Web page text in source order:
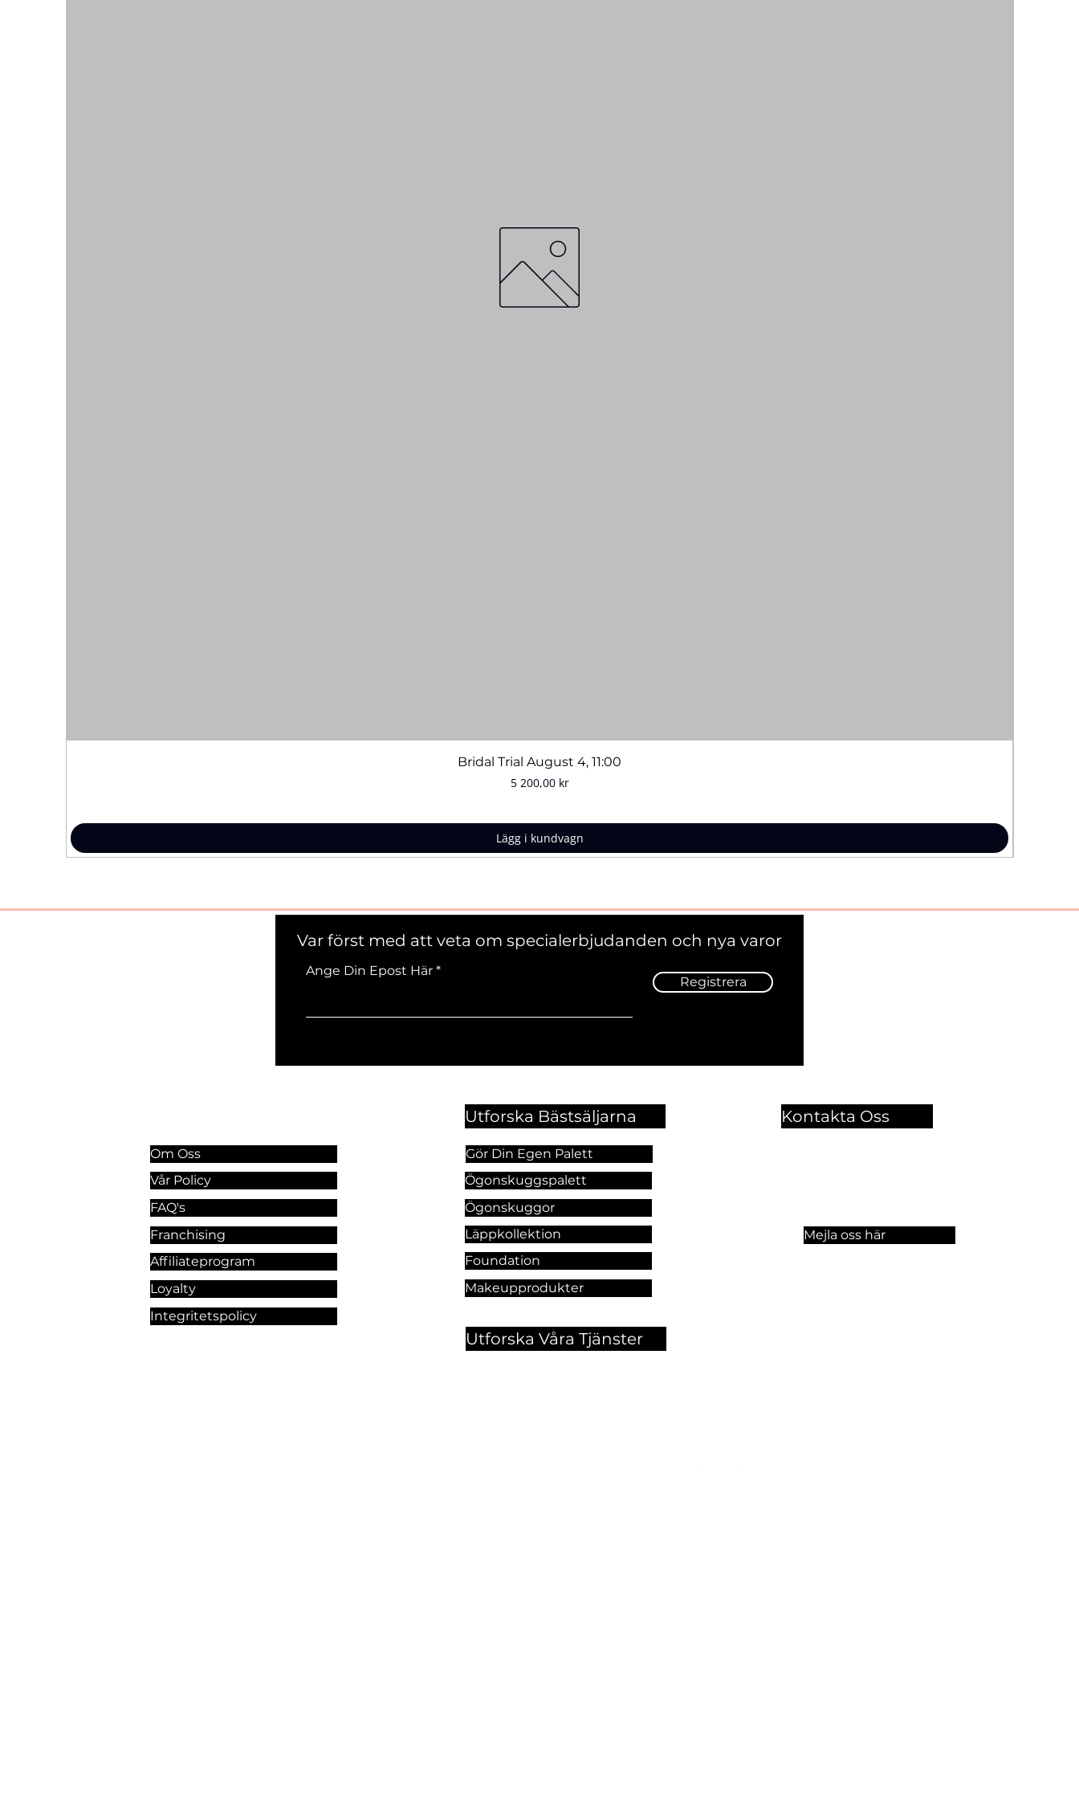
Snabbvisning
Bridal Trial August 4, 11:00
Pris
5 200,00 kr
Lägg i kundvagn
Var först med att veta om specialerbjudanden och nya varor
Ange Din Epost Här
Registrera
Om Oss
Vår Policy
FAQ's
Franchising
Affiliateprogram
Loyalty
Integritetspolicy
Utforska Bästsäljarna
Gör Din Egen Palett
Ögonskuggspalett
Ögonskuggor
Läppkollektion
Foundation
Makeupprodukter
Kontakta Oss
Mejla oss här
Utforska Våra Tjänster